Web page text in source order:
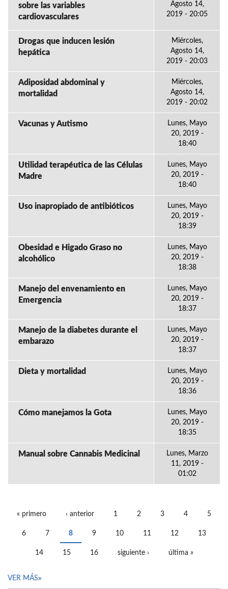
sobre las variables
cardiovasculares
Agosto 14,
2019 - 20:05
Drogas que inducen lesión
hepática
Miércoles,
Agosto 14,
2019 - 20:03
Adiposidad abdominal y
mortalidad
Miércoles,
Agosto 14,
2019 - 20:02
Vacunas y Autismo
Lunes, Mayo
20, 2019 -
18:40
Utilidad terapéutica de las Células
Madre
Lunes, Mayo
20, 2019 -
18:40
Uso inapropiado de antibióticos
Lunes, Mayo
20, 2019 -
18:39
Obesidad e Higado Graso no
alcohólico
Lunes, Mayo
20, 2019 -
18:38
Manejo del envenamiento en
Emergencia
Lunes, Mayo
20, 2019 -
18:37
Manejo de la diabetes durante el
embarazo
Lunes, Mayo
20, 2019 -
18:37
Dieta y mortalidad
Lunes, Mayo
20, 2019 -
18:36
Cómo manejamos la Gota
Lunes, Mayo
20, 2019 -
18:35
Manual sobre Cannabis Medicinal
Lunes, Marzo
11, 2019 -
01:02
« primero ‹ anterior 1 2 3 4 5
6 7 8 9 10 11 12 13
14 15 16 siguiente › última »
VER MÁS